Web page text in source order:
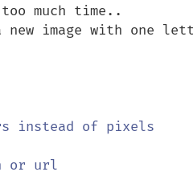
much time..
new image with one